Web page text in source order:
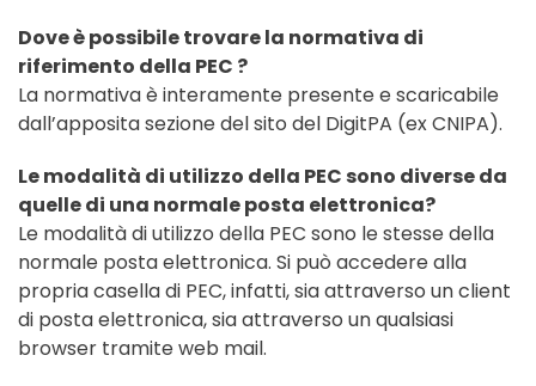
Dove è possibile trovare la normativa di
riferimento della PEC ?
La normativa è interamente presente e scaricabile
dall’apposita sezione del sito del DigitPA (ex CNIPA).
Le modalità di utilizzo della PEC sono diverse da
quelle di una normale posta elettronica?
Le modalità di utilizzo della PEC sono le stesse della
normale posta elettronica. Si può accedere alla
propria casella di PEC, infatti, sia attraverso un client
di posta elettronica, sia attraverso un qualsiasi
browser tramite web mail.